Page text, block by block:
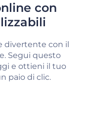
con
divertente con il
Segui questo
e ottieni il tuo
paio di clic.